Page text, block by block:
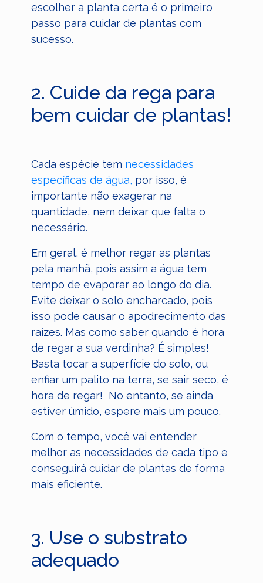
escolher a planta certa é o primeiro
passo para cuidar de plantas com
sucesso.
2. Cuide da rega para
bem cuidar de plantas!
Cada espécie tem necessidades
específicas de água, por isso, é
importante não exagerar na
quantidade, nem deixar que falta o
necessário.
Em geral, é melhor regar as plantas
pela manhã, pois assim a água tem
tempo de evaporar ao longo do dia.
Evite deixar o solo encharcado, pois
isso pode causar o apodrecimento das
raízes. Mas como saber quando é hora
de regar a sua verdinha? É simples!
Basta tocar a superfície do solo, ou
enfiar um palito na terra, se sair seco, é
hora de regar! No entanto, se ainda
estiver úmido, espere mais um pouco.
Com o tempo, você vai entender
melhor as necessidades de cada tipo e
conseguirá cuidar de plantas de forma
mais eficiente.
3. Use o substrato
adequado